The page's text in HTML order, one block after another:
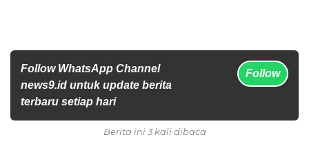
Follow WhatsApp Channel
news9.id untuk update berita
terbaru setiap hari
Follow
Berita ini 3 kali dibaca